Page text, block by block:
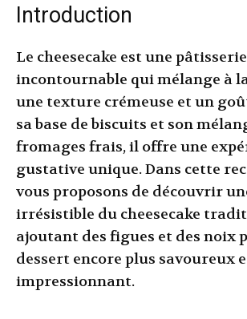
Introduction
Le cheesecake est une pâtisserie
incontournable qui mélange à
une texture crémeuse et un
sa base de biscuits et son
fromages frais, il offre une
gustative unique. Dans cette
vous proposons de découvrir
irrésistible du cheesecake
ajoutant des figues et des noix
dessert encore plus savoureux
impressionnant.